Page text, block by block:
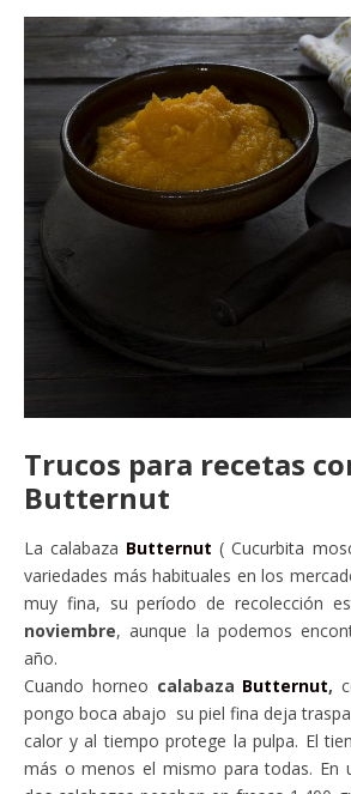
Trucos para recetas
Butternut
La calabaza Butternut ( Cucurbita
variedades más habituales en los
muy fina, su período de recolección
noviembre, aunque la podemos
año.
Cuando horneo calabaza Butternut,
pongo boca abajo su piel fina deja
calor y al tiempo protege la pulpa. El
más o menos el mismo para todas. En